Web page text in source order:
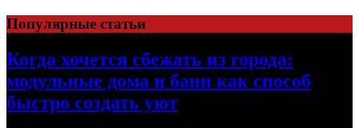
Перейти
к
содержимому
Популярные статьи
Когда хочется сбежать из города:
модульные дома и бани как способ
быстро создать уют